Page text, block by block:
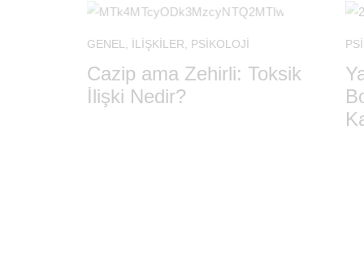
GENEL İLIŞKILER PSIKOLOJI
Cazip ama Zehirli: Toksik
İlişki Nedir?